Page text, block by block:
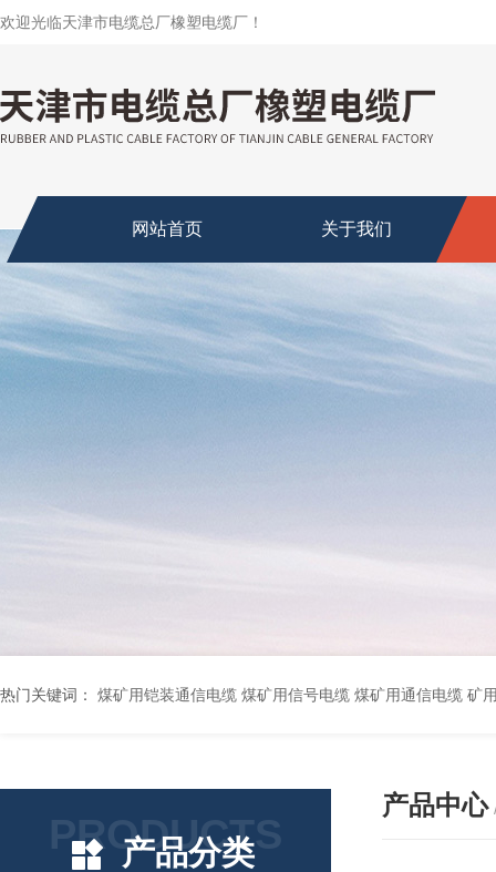
欢迎光临天津市电缆总厂橡塑电缆厂！
网站首页 关于我们
热门关键词： 煤矿用铠装通信电缆 煤矿用信号电缆 煤矿用通信电缆 矿用阻燃通信电缆 矿用监控电缆 矿用通信电缆 橡套软电缆YZ-3*1.5+1 YCW橡胶电缆3*10+1*6 船用橡套软电缆CEFR-3*2.5 煤矿用移动橡套软电缆MY3*4+1*4
PRODUCTS
产品分类
产品中心